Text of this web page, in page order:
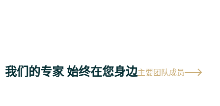
我们的专家 始终在您身边主要团队成员